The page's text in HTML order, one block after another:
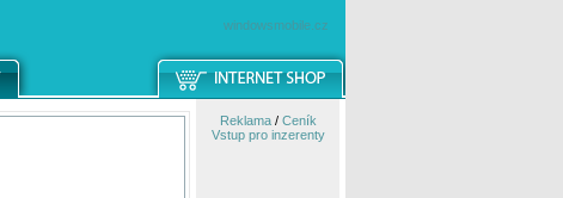
windowsmobile.cz
Reklama/ Ceník
Vstup pro inzerenty